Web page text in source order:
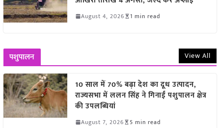
August 4, 2026 1 min read
पशुपालन View All
10 साल में 70% बढ़ा देश का दूध उत्पादन,
राज्यसभा में ललन सिंह ने गिनाईं पशुपालन क्षेत्र
की उपलब्धियां
August 7, 2026 5 min read